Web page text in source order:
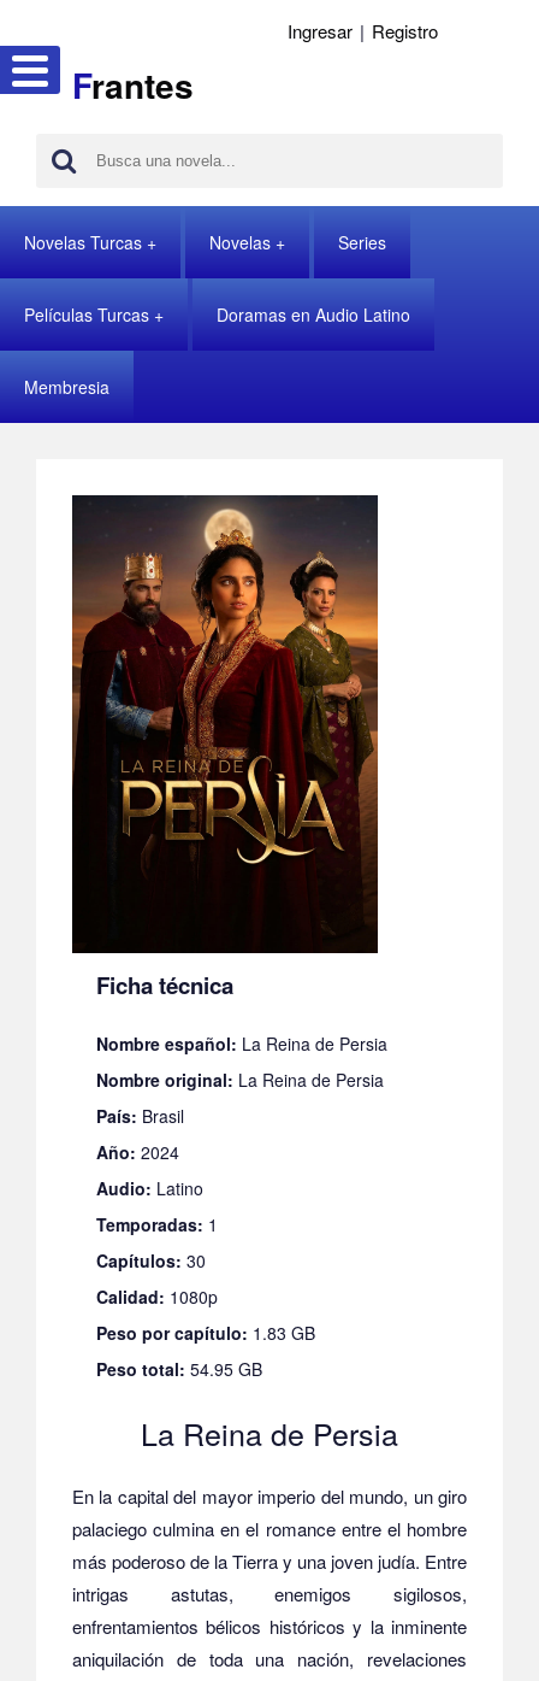
Frantes
Ingresar | Registro
Novelas Turcas Novelas Series
Películas Turcas Doramas en Audio Latino
Membresia
Ficha técnica
Nombre español: La Reina de Persia
Nombre original: La Reina de Persia
País: Brasil
Año: 2024
Audio: Latino
Temporadas: 1
Capítulos: 30
Calidad: 1080p
Peso por capítulo: 1.83 GB
Peso total: 54.95 GB
La Reina de Persia
En la capital del mayor imperio del mundo, un giro
palaciego culmina en el romance entre el hombre
más poderoso de la Tierra y una joven judía. Entre
intrigas astutas, enemigos sigilosos,
enfrentamientos bélicos históricos y la inminente
aniquilación de toda una nación, revelaciones